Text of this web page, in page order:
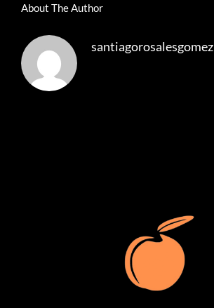
About The Author
santiagorosalesgomez